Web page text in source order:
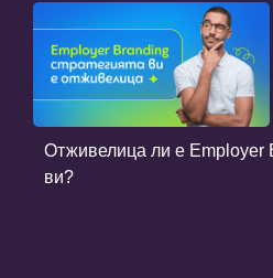
Отживелица ли е Employer
ви?